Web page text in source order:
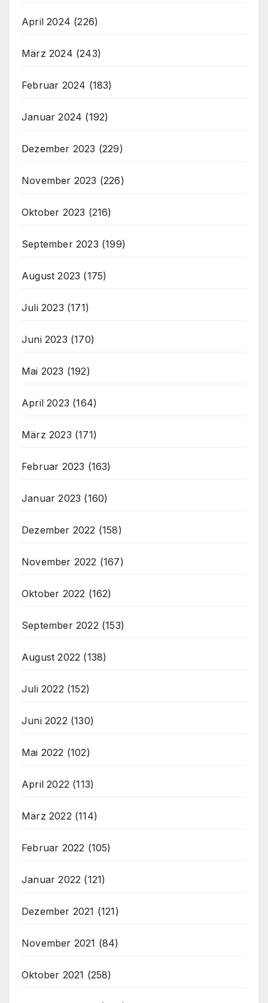
April 2024 (226)
März 2024 (243)
Februar 2024 (183)
Januar 2024 (192)
Dezember 2023 (229)
November 2023 (226)
Oktober 2023 (216)
September 2023 (199)
August 2023 (175)
Juli 2023 (171)
Juni 2023 (170)
Mai 2023 (192)
April 2023 (164)
März 2023 (171)
Februar 2023 (163)
Januar 2023 (160)
Dezember 2022 (158)
November 2022 (167)
Oktober 2022 (162)
September 2022 (153)
August 2022 (138)
Juli 2022 (152)
Juni 2022 (130)
Mai 2022 (102)
April 2022 (113)
März 2022 (114)
Februar 2022 (105)
Januar 2022 (121)
Dezember 2021 (121)
November 2021 (84)
Oktober 2021 (258)